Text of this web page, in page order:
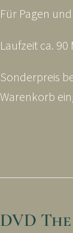
Für Pagen
Laufzeit ca. 90
Sonderpreis
Warenkorb
DVD